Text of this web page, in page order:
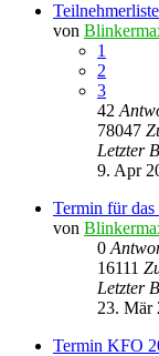
von
1
2
3
42
78047
Letzter
9. Apr
Termin für
von
0
16111
Letzter
23. Mär
Termin KFO